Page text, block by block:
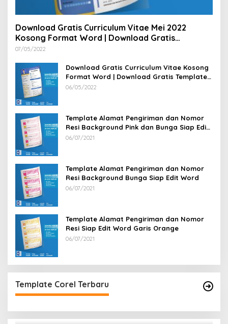
Download Gratis Curriculum Vitae Mei 2022
Kosong Format Word | Download Gratis
Template CV Lamaran Kerja Doc Bisa Diedit
07/05/2022
Download Gratis Curriculum Vitae Kosong
Format Word | Download Gratis Template
CV Lamaran Kerja Doc Mudah Diedit
06/05/2022
Template Alamat Pengiriman dan Nomor
Resi Background Pink dan Bunga Siap Edit
Word
06/07/2021
Template Alamat Pengiriman dan Nomor
Resi Background Bunga Siap Edit Word
06/07/2021
Template Alamat Pengiriman dan Nomor
Resi Siap Edit Word Garis Orange
06/07/2021
Template Corel Terbaru